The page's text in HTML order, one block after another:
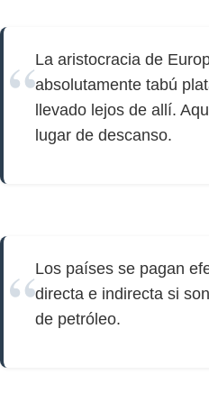
La aristocracia de
absolutamente tabú
llevado lejos de allí.
lugar de descanso.
Los países se pagan
directa e indirecta si
de petróleo.